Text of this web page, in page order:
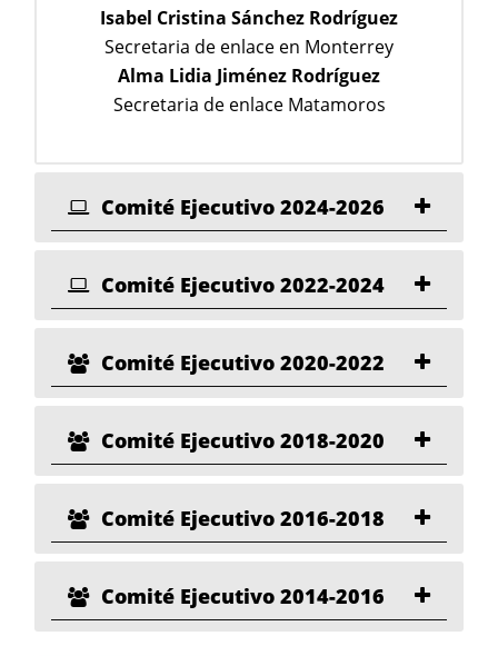
Isabel Cristina Sánchez Rodríguez
Secretaria de enlace en Monterrey
Alma Lidia Jiménez Rodríguez
Secretaria de enlace Matamoros
Comité Ejecutivo 2024-2026
Comité Ejecutivo 2022-2024
Comité Ejecutivo 2020-2022
Comité Ejecutivo 2018-2020
Comité Ejecutivo 2016-2018
Comité Ejecutivo 2014-2016